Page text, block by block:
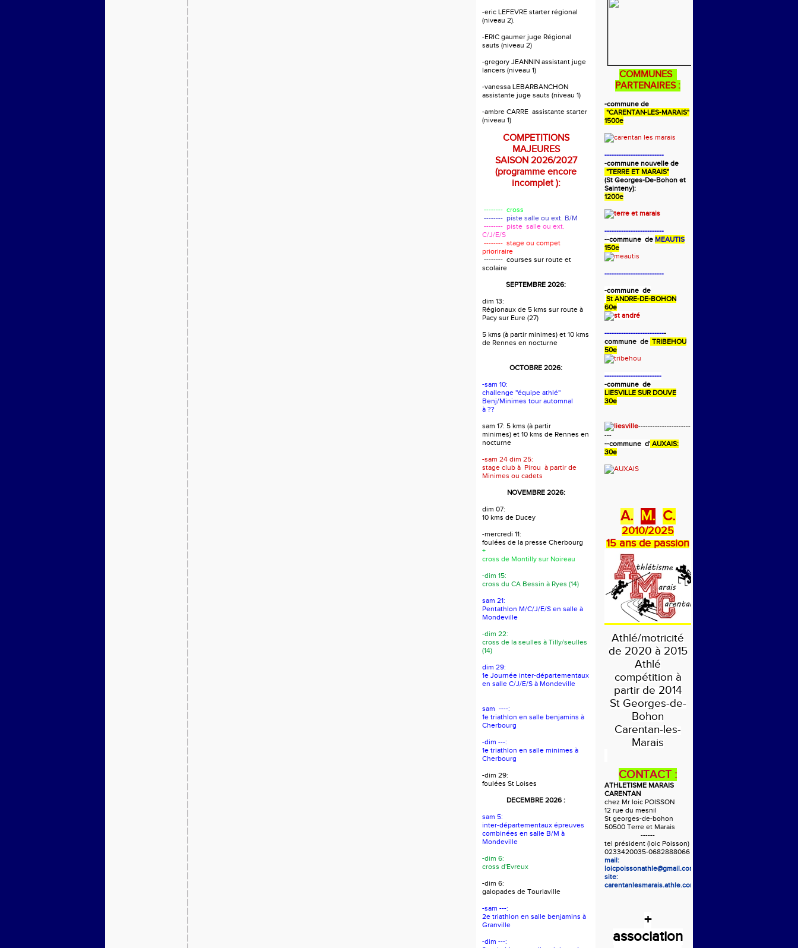
-eric LEFEVRE starter régional
(niveau 2).
-ERIC gaumer juge Régional
sauts (niveau 2)
-gregory JEANNIN assistant juge
lancers (niveau 1)
-vanessa LEBARBANCHON
assistante juge sauts (niveau 1)
-ambre CARRE assistante starter
(niveau 1)
COMPETITIONS
MAJEURES
SAISON 2026/2027
(programme encore
incomplet ):
-------- cross
-------- piste salle ou ext. B/M
-------- piste salle ou ext.
C/J/E/S
-------- stage ou compet
prioriraire
-------- courses sur route et
scolaire
SEPTEMBRE 2026:
dim 13:
Régionaux de 5 kms sur route à
Pacy sur Eure (27)
5 kms (à partir minimes) et 10 kms
de Rennes en nocturne
OCTOBRE 2026:
-sam 10:
challenge ''équipe athlé''
Benj/Minimes tour automnal
à ??
sam 17: 5 kms (à partir
minimes) et 10 kms de Rennes en
nocturne
-sam 24 dim 25:
stage club à Pirou à partir de
Minimes ou cadets
NOVEMBRE 2026:
dim 07:
10 kms de Ducey
-mercredi 11:
foulées de la presse Cherbourg
+
cross de Montilly sur Noireau
-dim 15:
cross du CA Bessin à Ryes (14)
sam 21:
Pentathlon M/C/J/E/S en salle à
Mondeville
-dim 22:
cross de la seulles à Tilly/seulles
(14)
dim 29:
1e Journée inter-départementaux
en salle C/J/E/S à Mondeville
sam ----:
1e triathlon en salle benjamins à
Cherbourg
-dim ---:
1e triathlon en salle minimes à
Cherbourg
-dim 29:
foulées St Loises
DECEMBRE 2026 :
sam 5:
inter-départementaux épreuves
combinées en salle B/M à
Mondeville
-dim 6:
cross d'Evreux
-dim 6:
galopades de Tourlaville
-sam ---:
2e triathlon en salle benjamins à
Granville
-dim ---:
COMMUNES
PARTENAIRES :
-commune de
"CARENTAN-LES-MARAIS"
1500e
-------------------------
-commune nouvelle de
"TERRE ET MARAIS"
(St Georges-De-Bohon et
Sainteny):
1200e
-------------------------
--commune de MEAUTIS
150e
-------------------------
-commune de
St ANDRE-DE-BOHON
60e
--------------------------
commune de TRIBEHOU
50e
------------------------
-commune de
LIESVILLE SUR DOUVE
30e
----------------------
---
--commune d' AUXAIS:
30e
A. M. C.
2010/2025
15 ans de passion
Athlé/motricité
de 2020 à 2015
Athlé
compétition à
partir de 2014
St Georges-de-
Bohon
Carentan-les-
Marais
CONTACT :
ATHLETISME MARAIS
CARENTAN
chez Mr loic POISSON
12 rue du mesnil
St georges-de-bohon
50500 Terre et Marais
------
tel président (loic Poisson)
0233420035-0682888066
mail:
loicpoissonathle@gmail.com
site:
carentanlesmarais.athle.com
+
association